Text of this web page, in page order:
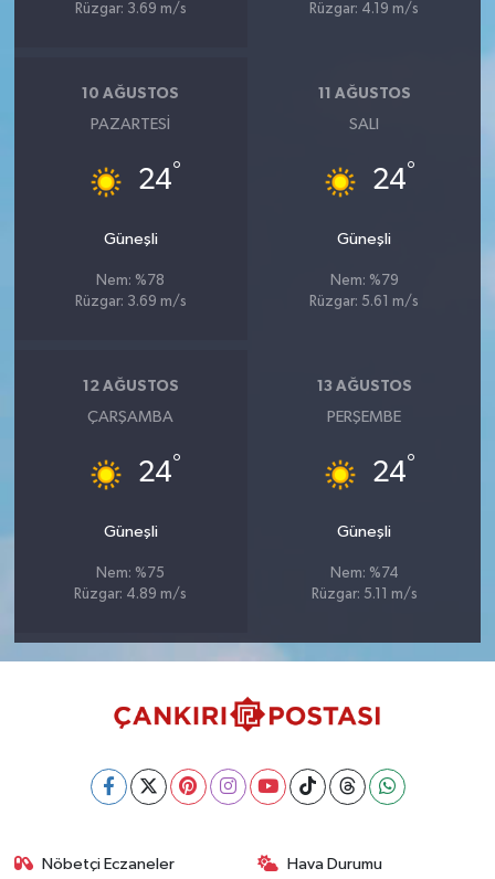
Rüzgar: 3.69 m/s
Rüzgar: 4.19 m/s
10 AĞUSTOS
PAZARTESI
24°
Güneşli
Nem: %78
Rüzgar: 3.69 m/s
11 AĞUSTOS
SALI
24°
Güneşli
Nem: %79
Rüzgar: 5.61 m/s
12 AĞUSTOS
ÇARŞAMBA
24°
Güneşli
Nem: %75
Rüzgar: 4.89 m/s
13 AĞUSTOS
PERŞEMBE
24°
Güneşli
Nem: %74
Rüzgar: 5.11 m/s
Nöbetçi Eczaneler Hava Durumu